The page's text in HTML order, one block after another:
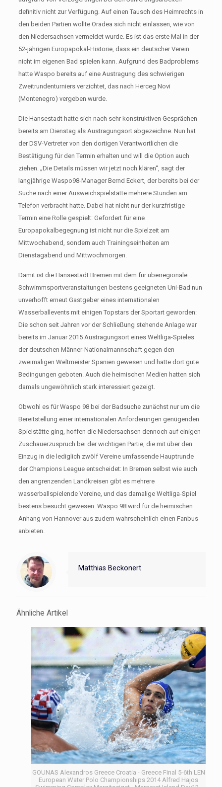
definitiv nicht zur Verfügung. Auf einen Tausch des Heimrechts in
den beiden Partien wollte Oradea sich nicht einlassen, wie von
den Niedersachsen vermeldet wurde. Es ist das erste Mal in der
52-jährigen Europapokal-Historie, dass ein deutscher Verein
nicht im eigenen Bad spielen kann. Aufgrund des Badproblems
hatte Waspo bereits auf eine Austragung des schwierigen
Zweitrundenturniers verzichtet, das nach Herceg Novi
(Montenegro) vergeben wurde.
Die Hansestadt hatte sich nach sehr konstruktiven Gesprächen
bereits am Dienstag als Austragungsort abgezeichne. Nun hat
der DSV-Vertreter von den dortigen Verantwortlichen die
Bestätigung für den Termin erhalten und will die Option auch
ziehen. „Die Details müssen wir jetzt noch klären“, sagt der
langjährige Waspo98-Manager Bernd Eckert, der bereits bei der
Suche nach einer Ausweichspielstätte mehrere Stunden am
Telefon verbracht hatte. Dabei hat nicht nur der kurzfristige
Termin eine Rolle gespielt: Gefordert für eine
Europapokalbegegnung ist nicht nur die Spielzeit am
Mittwochabend, sondern auch Trainingseinheiten am
Dienstagabend und Mittwochmorgen.
Damit ist die Hansestadt Bremen mit dem für überregionale
Schwimmsportveranstaltungen bestens geeigneten Uni-Bad nun
unverhofft erneut Gastgeber eines internationalen
Wasserballevents mit einigen Topstars der Sportart geworden:
Die schon seit Jahren vor der Schließung stehende Anlage war
bereits im Januar 2015 Austragungsort eines Weltliga-Spieles
der deutschen Männer-Nationalmannschaft gegen den
zweimaligen Weltmeister Spanien gewesen und hatte dort gute
Bedingungen geboten. Auch die heimischen Medien hatten sich
damals ungewöhnlich stark interessiert gezeigt.
Obwohl es für Waspo 98 bei der Badsuche zunächst nur um die
Bereitstellung einer internationalen Anforderungen genügenden
Spielstätte ging, hoffen die Niedersachsen dennoch auf einigen
Zuschauerzuspruch bei der wichtigen Partie, die mit über den
Einzug in die lediglich zwölf Vereine umfassende Hauptrunde
der Champions League entscheidet: In Bremen selbst wie auch
den angrenzenden Landkreisen gibt es mehrere
wasserballspielende Vereine, und das damalige Weltliga-Spiel
bestens besucht gewesen. Waspo 98 wird für de heimischen
Anhang von Hannover aus zudem wahrscheinlich einen Fanbus
anbieten.
Matthias Beckonert
Ähnliche Artikel
GOUNAS Alexandros Greece Croatia - Greece Final 5-6th LEN
European Water Polo Championships 2014 Alfred Hajos